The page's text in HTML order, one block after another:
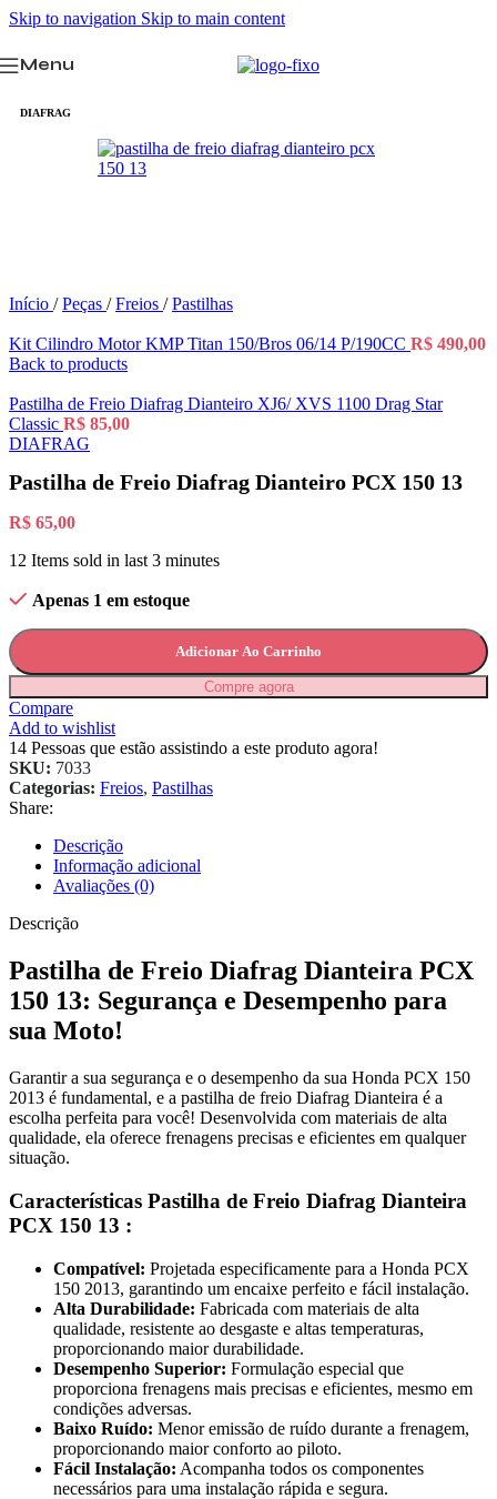
Skip to navigation Skip to main content
Menu
DIAFRAG
Início / Peças / Freios / Pastilhas
Kit Cilindro Motor KMP Titan 150/Bros 06/14 P/190CC R$ 490,00
Back to products
Pastilha de Freio Diafrag Dianteiro XJ6/ XVS 1100 Drag Star
Classic R$ 85,00
DIAFRAG
Pastilha de Freio Diafrag Dianteiro PCX 150 13
R$ 65,00
12 Items sold in last 3 minutes
Apenas 1 em estoque
Adicionar Ao Carrinho
Compre agora
Compare
Add to wishlist
14 Pessoas que estão assistindo a este produto agora!
SKU: 7033
Categorias: Freios, Pastilhas
Share:
Descrição
Informação adicional
Avaliações (0)
Descrição
Pastilha de Freio Diafrag Dianteira PCX
150 13: Segurança e Desempenho para
sua Moto!
Garantir a sua segurança e o desempenho da sua Honda PCX 150
2013 é fundamental, e a pastilha de freio Diafrag Dianteira é a
escolha perfeita para você! Desenvolvida com materiais de alta
qualidade, ela oferece frenagens precisas e eficientes em qualquer
situação.
Características Pastilha de Freio Diafrag Dianteira
PCX 150 13 :
Compatível: Projetada especificamente para a Honda PCX
150 2013, garantindo um encaixe perfeito e fácil instalação.
Alta Durabilidade: Fabricada com materiais de alta
qualidade, resistente ao desgaste e altas temperaturas,
proporcionando maior durabilidade.
Desempenho Superior: Formulação especial que
proporciona frenagens mais precisas e eficientes, mesmo em
condições adversas.
Baixo Ruído: Menor emissão de ruído durante a frenagem,
proporcionando maior conforto ao piloto.
Fácil Instalação: Acompanha todos os componentes
necessários para uma instalação rápida e segura.